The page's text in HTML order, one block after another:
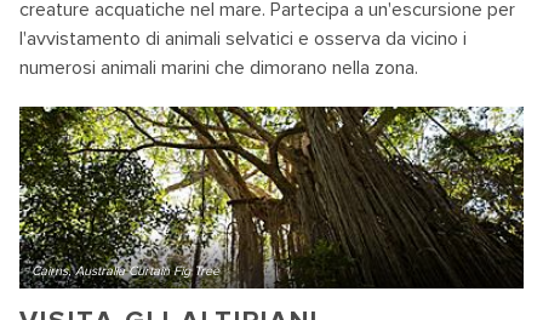
creature acquatiche nel mare. Partecipa a un'escursione per
l'avvistamento di animali selvatici e osserva da vicino i
numerosi animali marini che dimorano nella zona.
Cairns, Australia Curtain Fig Tree